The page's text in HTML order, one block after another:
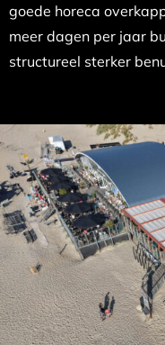
goede horeca
meer dagen per jaar
structureel sterker